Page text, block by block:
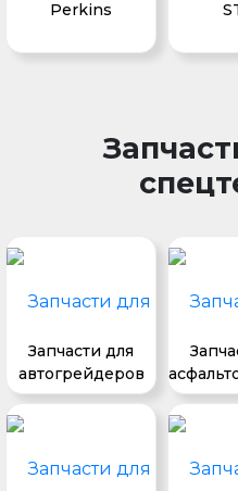
Perkins
Запчасти для
автогрейдеров